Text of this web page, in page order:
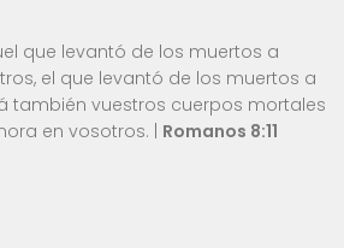
que levantó de los muertos a
el que levantó de los muertos a
también vuestros cuerpos mortales
en vosotros. | Romanos 8:11